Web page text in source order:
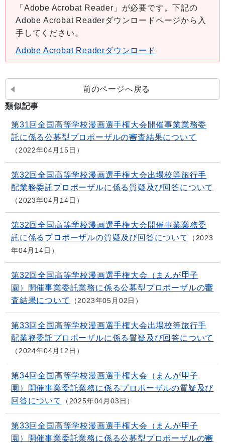
「Adobe Acrobat Reader」が必要です。下記の
Adobe Acrobat Readerダウンロードページから入
手してください。
Adobe Acrobat Readerダウンロード
前のページへ戻る
類似記事
第31回全国高等学校漫画選手権大会開催事業業務委
託に係る公募型プロポーザルの審査結果について
2022年04月15日
第32回全国高等学校漫画選手権大会出場校等旅行手
配業務委託プロポーザルに係る質疑及び回答について
2023年04月14日
第32回全国高等学校漫画選手権大会開催事業業務委
託に係るプロポーザルの質疑及び回答について
2023
年04月14日
第32回全国高等学校漫画選手権大会（まんが甲子
園）開催事業委託業務に係る公募型プロポーザルの審
査結果について
2023年05月02日
第33回全国高等学校漫画選手権大会出場校等旅行手
配業務委託プロポーザルに係る質疑及び回答について
2024年04月12日
第34回全国高等学校漫画選手権大会（まんが甲子
園）開催事業委託業務に係るプロポーザルの質疑及び
回答について
2025年04月03日
第33回全国高等学校漫画選手権大会（まんが甲子
園）開催事業委託業務に係る公募型プロポーザルの審